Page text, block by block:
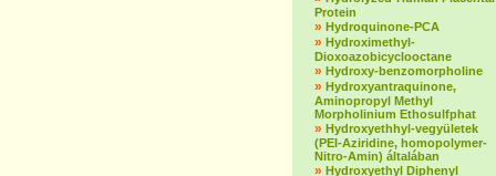
Protein
» Hydroquinone-PCA
» Hydroximethyl-
Dioxoazobicyclooctane
» Hydroxy-benzomorpholine
» Hydroxyantraquinone,
Aminopropyl Methyl
Morpholinium Ethosulfphat
» Hydroxyethhyl-vegyületek
(PEI-Aziridine, homopolymer-
Nitro-Amin) általában
» Hydroxyethyl Diphenyl